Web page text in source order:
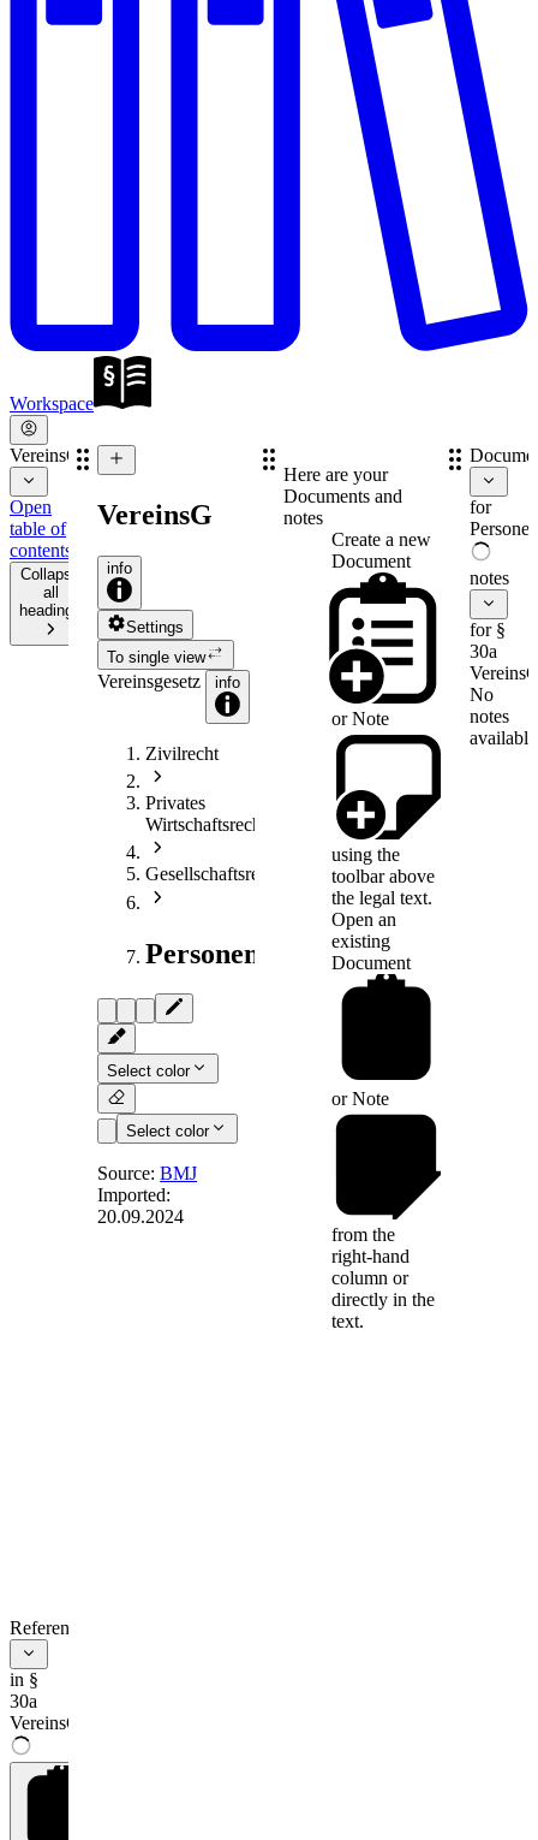
Workspace
VereinsG
Open
table of
contents
Collapse
all
headings
References
in §
30a
VereinsG
VereinsG
info
Settings
To single view
Vereinsgesetz info
Zivilrecht
Privates
Wirtschaftsrecht
Gesellschaftsrecht
Personengesellschaftsrecht
Select color
Select color
§ 30a-
Source:BMJ
Imported:
20.09.2024
Here are your
Documents and
notes
Create a new
Document
orNote
using the
toolbar above
the legal text.
Open an
existing
Document
orNote
from the
right-hand
column or
directly in the
text.
for
notes
for §
30a
No
notes